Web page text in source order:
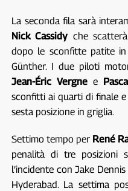
La seconda fila sarà
Nick Cassidy che
dopo le sconfitte patite in
Günther. I due piloti
Jean-Éric Vergnee
sconfitti ai quarti di finale
sesta posizione in griglia.
Settimo tempo per René
penalità di tre posizioni
l’incidente con Jake
Hyderabad. La settima